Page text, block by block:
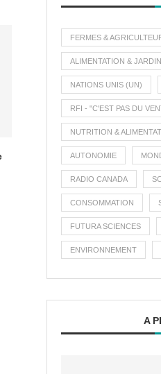
FERMES &
ALIMENTATION & JARDIN
NATIONS UNIS (UN)
RFI - "C'EST PAS DU
NUTRITION &
AUTONOMIE
RADIO CANADA
CONSOMMATION
FUTURA SCIENCES
ENVIRONNEMENT
A